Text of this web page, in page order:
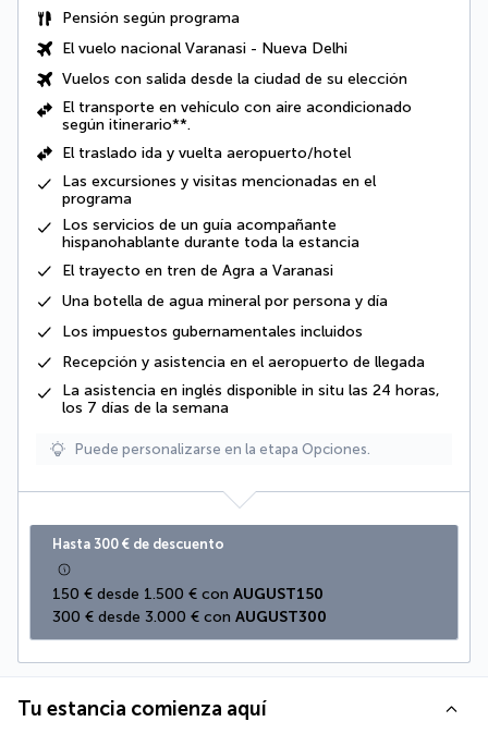
Pensión según programa
El vuelo nacional Varanasi - Nueva Delhi
Vuelos con salida desde la ciudad de su elección
El transporte en vehículo con aire acondicionado
según itinerario**.
El traslado ida y vuelta aeropuerto/hotel
Las excursiones y visitas mencionadas en el
programa
Los servicios de un guía acompañante
hispanohablante durante toda la estancia
El trayecto en tren de Agra a Varanasi
Una botella de agua mineral por persona y día
Los impuestos gubernamentales incluidos
Recepción y asistencia en el aeropuerto de llegada
La asistencia en inglés disponible in situ las 24 horas,
los 7 días de la semana
Puede personalizarse en la etapa Opciones.
Hasta 300 € de descuento
150 € desde 1.500 € con AUGUST150
300 € desde 3.000 € con AUGUST300
Tu estancia comienza aquí